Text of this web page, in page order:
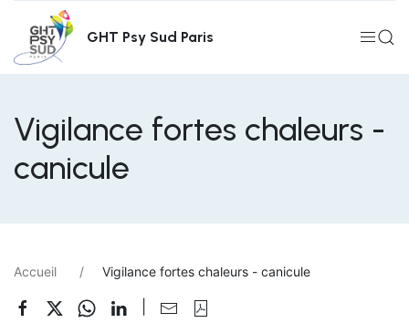
contenu
principal
GHT Psy Sud Paris
Vigilance fortes chaleurs -
canicule
Fil
d'Ariane
Accueil Vigilance fortes chaleurs - canicule